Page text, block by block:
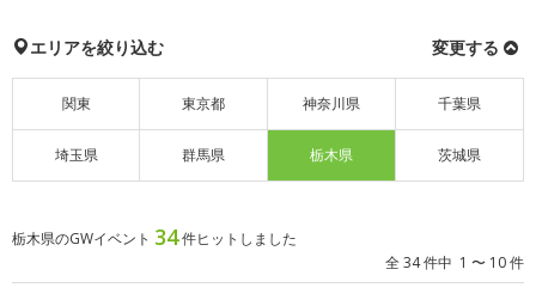
エリアを絞り込む 変更する
関東 東京都 神奈川県 千葉県
埼玉県 群馬県 栃木県 茨城県
栃木県のGWイベント 34件ヒットしました
全 34 件中 1 〜 10 件